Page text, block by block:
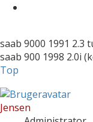
saab 9000 1991 2.3
saab 900 1998 2.0i
Top
Jensen